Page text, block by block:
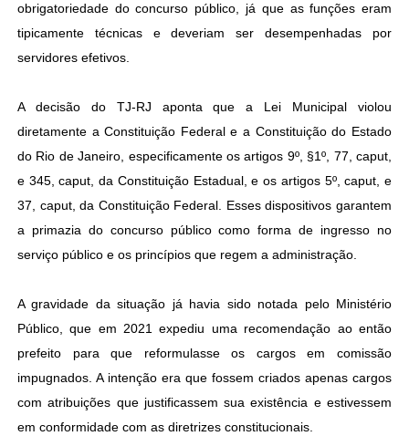
obrigatoriedade do concurso público, já que as funções eram
tipicamente técnicas e deveriam ser desempenhadas por
servidores efetivos.
A decisão do TJ-RJ aponta que a Lei Municipal violou
diretamente a Constituição Federal e a Constituição do Estado
do Rio de Janeiro, especificamente os artigos 9º, §1º, 77, caput,
e 345, caput, da Constituição Estadual, e os artigos 5º, caput, e
37, caput, da Constituição Federal. Esses dispositivos garantem
a primazia do concurso público como forma de ingresso no
serviço público e os princípios que regem a administração.
A gravidade da situação já havia sido notada pelo Ministério
Público, que em 2021 expediu uma recomendação ao então
prefeito para que reformulasse os cargos em comissão
impugnados. A intenção era que fossem criados apenas cargos
com atribuições que justificassem sua existência e estivessem
em conformidade com as diretrizes constitucionais.